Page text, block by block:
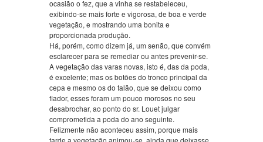
ocasião o fez, que a vinha se restabeleceu,
exibindo-se mais forte e vigorosa, de boa e verde
vegetação, e mostrando uma bonita e
proporcionada produção.
Há, porém, como dizem já, um senão, que convém
esclarecer para se remediar ou antes prevenir-se.
A vegetação das varas novas, isto é, das da poda,
é excelente; mas os botões do tronco principal da
cepa e mesmo os do talão, que se deixou como
fiador, esses foram um pouco morosos no seu
desabrochar, ao ponto do sr. Louet julgar
comprometida a poda do ano seguinte.
Felizmente não aconteceu assim, porque mais
tarde a vegetação animou-se, ainda que deixasse